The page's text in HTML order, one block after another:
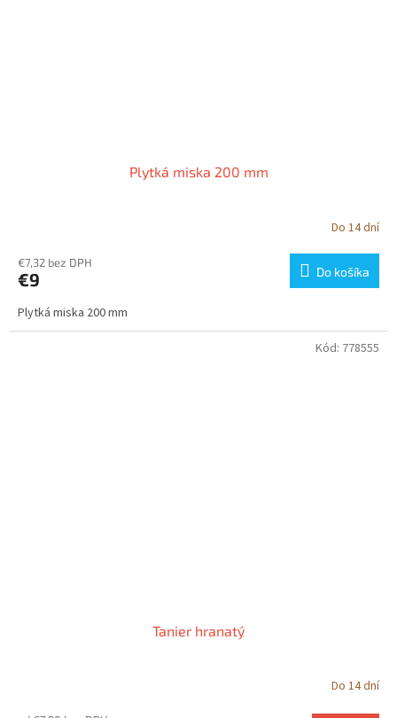
Plytká miska 200 mm
Do 14 dní
€7,32 bez DPH
€9 Do košíka
Plytká miska 200 mm
Tanier hranatý
Do 14 dní
Kód: 778555